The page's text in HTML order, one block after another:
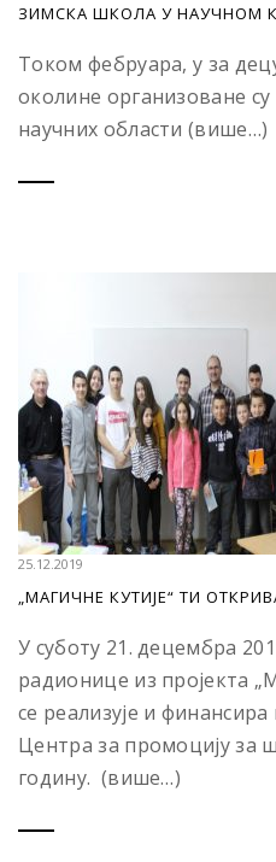
ЗИМСКА ШКОЛА У НАУЧНОМ
Током фебруара, у за
околине организоване
научних области (више…)
25.12.2019
„МАГИЧНЕ КУТИЈЕ“ ТИ
У суботу 21. децембра
радионице из пројекта
се реализује и
Центра за промоцију за
годину. (више…)